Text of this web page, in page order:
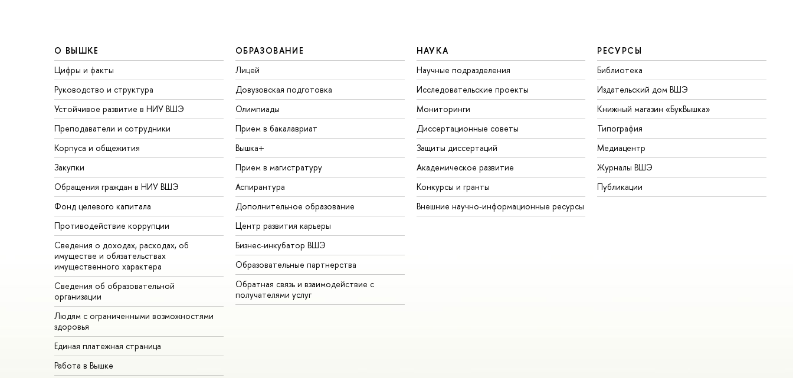
О ВЫШКЕ
Цифры и факты
Руководство и структура
Устойчивое развитие в НИУ ВШЭ
Преподаватели и сотрудники
Корпуса и общежития
Закупки
Обращения граждан в НИУ ВШЭ
Фонд целевого капитала
Противодействие коррупции
Сведения о доходах, расходах, об
имуществе и обязательствах
имущественного характера
Сведения об образовательной
организации
Людям с ограниченными возможностями
здоровья
Единая платежная страница
Работа в Вышке
ОБРАЗОВАНИЕ
Лицей
Довузовская подготовка
Олимпиады
Прием в бакалавриат
Вышка+
Прием в магистратуру
Аспирантура
Дополнительное образование
Центр развития карьеры
Бизнес-инкубатор ВШЭ
Образовательные партнерства
Обратная связь и взаимодействие с
получателями услуг
НАУКА
Научные подразделения
Исследовательские проекты
Мониторинги
Диссертационные советы
Защиты диссертаций
Академическое развитие
Конкурсы и гранты
Внешние научно-информационные ресурсы
РЕСУРСЫ
Библиотека
Издательский дом ВШЭ
Книжный магазин «БукВышка»
Типография
Медиацентр
Журналы ВШЭ
Публикации